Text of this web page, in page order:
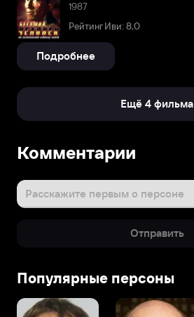
1987
Рейтинг Иви: 8,0
Подробнее
Ещё 4 фильма
Комментарии
Расскажите первым о персоне
Отправить
Популярные персоны